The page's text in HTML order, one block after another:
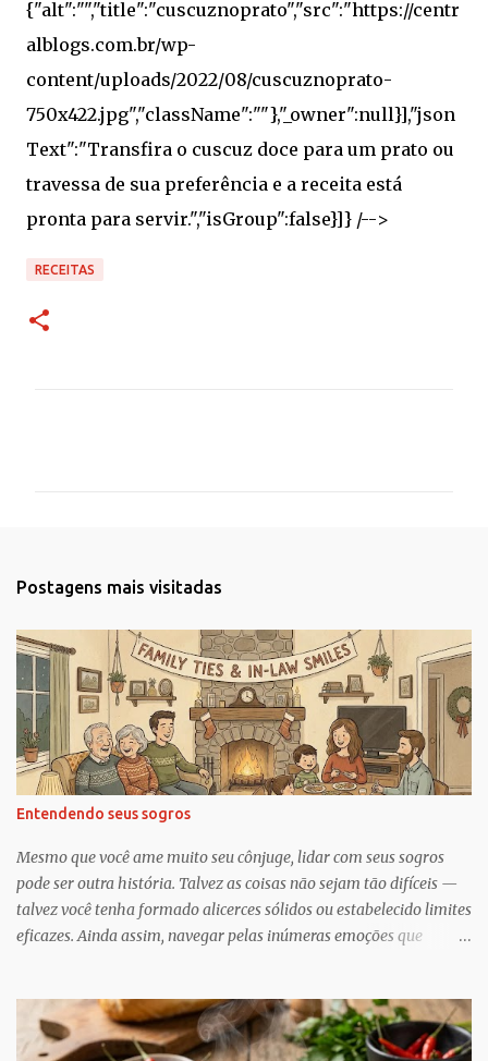
RECEITAS
r
i
o
s
Postagens mais visitadas
Entendendo seus sogros
Mesmo que você ame muito seu cônjuge, lidar com seus sogros
pode ser outra história. Talvez as coisas não sejam tão difíceis —
talvez você tenha formado alicerces sólidos ou estabelecido limites
eficazes. Ainda assim, navegar pelas inúmeras emoções que
professor da Escola de Serviço Social da Universidade de
Maryland. Greif é coautor de In-Law Relationships: Mothers,